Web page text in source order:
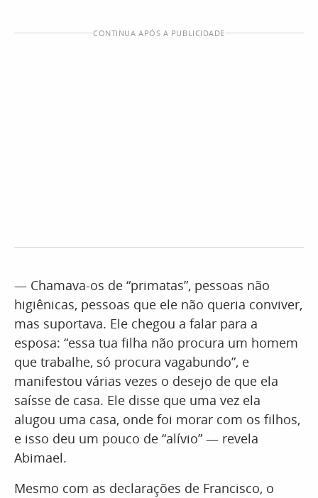
CONTINUA APÓS A PUBLICIDADE
— Chamava-os de “primatas”, pessoas não
higiênicas, pessoas que ele não queria conviver,
mas suportava. Ele chegou a falar para a
esposa: “essa tua filha não procura um homem
que trabalhe, só procura vagabundo”, e
manifestou várias vezes o desejo de que ela
saísse de casa. Ele disse que uma vez ela
alugou uma casa, onde foi morar com os filhos,
e isso deu um pouco de “alívio” — revela
Abimael.
Mesmo com as declarações de Francisco, o